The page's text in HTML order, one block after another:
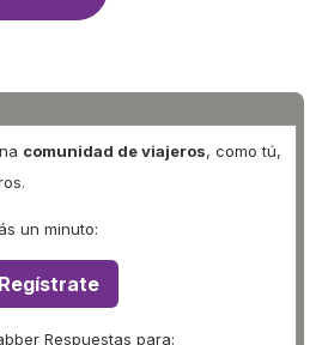
comunidad de viajeros, como tú,
un minuto:
Regístrate
Respuestas para: